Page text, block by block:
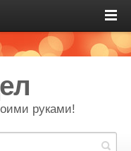
руками!